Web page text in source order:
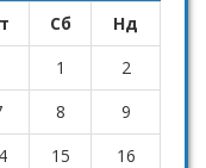
Сб
Нд
1
2
8
9
15
16